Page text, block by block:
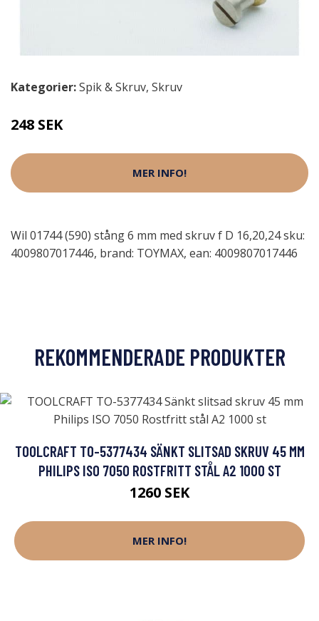
Kategorier:Spik & Skruv, Skruv
248 SEK
MER INFO!
Wil 01744 (590) stång 6 mm med skruv f D 16,20,24 sku:
4009807017446, brand: TOYMAX, ean: 4009807017446
REKOMMENDERADE PRODUKTER
TOOLCRAFT TO-5377434 SÄNKT SLITSAD SKRUV 45 MM
PHILIPS ISO 7050 ROSTFRITT STÅL A2 1000 ST
1260 SEK
MER INFO!